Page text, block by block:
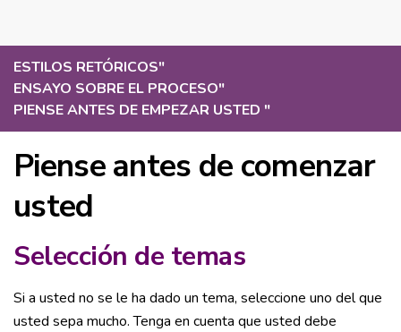
ESTILOS RETÓRICOS"
ENSAYO SOBRE EL PROCESO"
PIENSE ANTES DE EMPEZAR USTED "
Piense antes de comenzar
usted
Selección de temas
Si a usted no se le ha dado un tema, seleccione uno del que
usted sepa mucho. Tenga en cuenta que usted debe